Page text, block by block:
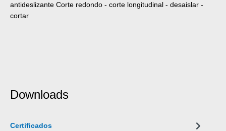
antideslizante Corte redondo - corte longitudinal - desaislar -
cortar
Downloads
Certificados